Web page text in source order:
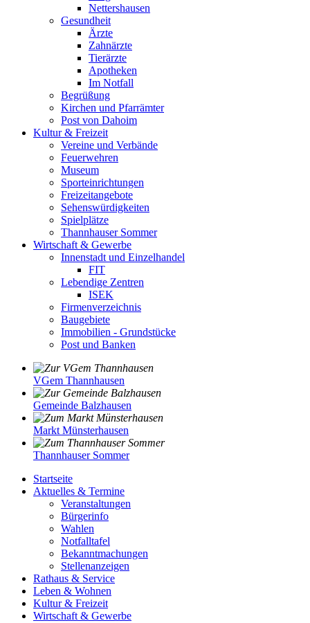
Nettershausen
Gesundheit
Ärzte
Zahnärzte
Tierärzte
Apotheken
Im Notfall
Begrüßung
Kirchen und Pfarrämter
Post von Dahoim
Kultur & Freizeit
Vereine und Verbände
Feuerwehren
Museum
Sporteinrichtungen
Freizeitangebote
Sehenswürdigkeiten
Spielplätze
Thannhauser Sommer
Wirtschaft & Gewerbe
Innenstadt und Einzelhandel
FIT
Lebendige Zentren
ISEK
Firmenverzeichnis
Baugebiete
Immobilien - Grundstücke
Post und Banken
VGem Thannhausen
Gemeinde Balzhausen
Markt Münsterhausen
Thannhauser Sommer
Startseite
Aktuelles & Termine
Veranstaltungen
Bürgerinfo
Wahlen
Notfalltafel
Bekanntmachungen
Stellenanzeigen
Rathaus & Service
Leben & Wohnen
Kultur & Freizeit
Wirtschaft & Gewerbe